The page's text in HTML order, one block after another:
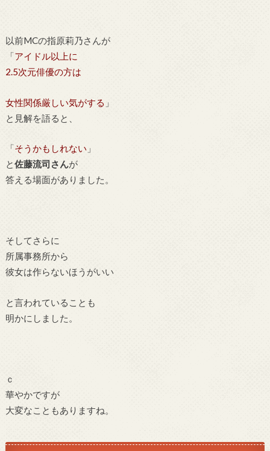
以前MCの指原莉乃さんが
「アイドル以上に
2.5次元俳優の方は
女性関係厳しい気がする 」
と見解を語ると、
「そうかもしれない」
と佐藤流司さんが
答える場面がありました。
そしてさらに
所属事務所から
彼女は作らないほうがいい
と言われていることも
明かにしました。
ｃ
華やかですが
大変なこともありますね。